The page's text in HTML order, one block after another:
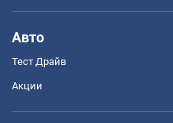
Авто
Тест Драйв
Акции